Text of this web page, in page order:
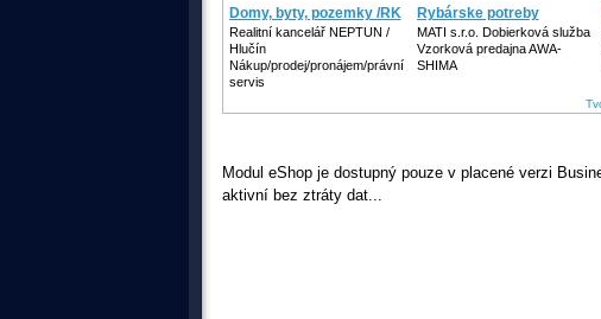
Domy, byty, pozemky /RK
Realitní kancelář NEPTUN /
Hlučín
Nákup/prodej/pronájem/právní
servis
Rybárske potreby
MATI s.r.o. Dobierková služba
Vzorková predajna AWA-
SHIMA
Modul eShop je dostupný pouze v placené verzi
aktivní bez ztráty dat...